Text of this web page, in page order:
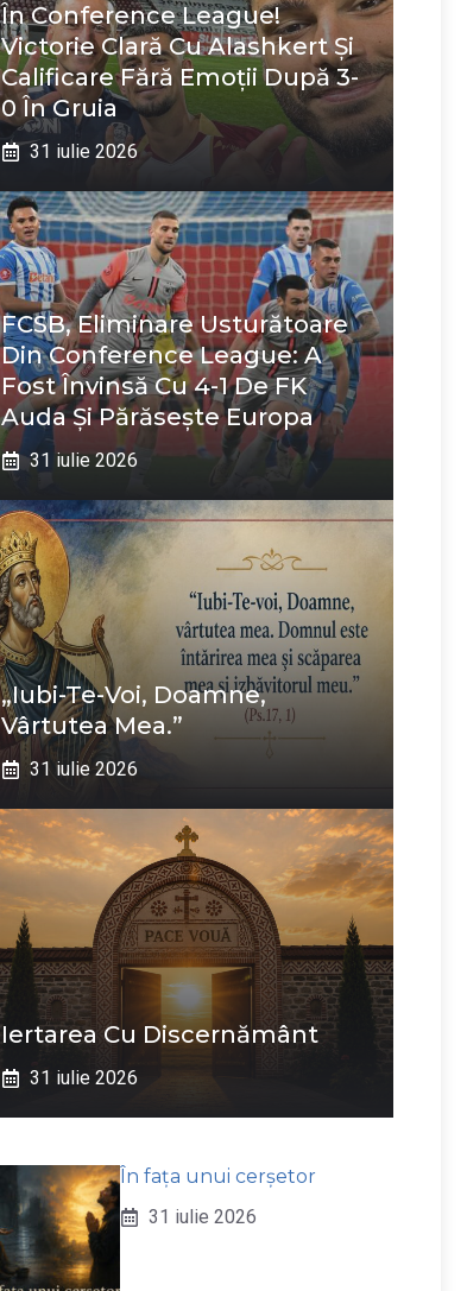
În Conference League!
Victorie Clară Cu Alashkert Și
Calificare Fără Emoții După 3-
0 În Gruia
31 iulie 2026
FCSB, Eliminare Usturătoare
Din Conference League: A
Fost Învinsă Cu 4-1 De FK
Auda Și Părăsește Europa
31 iulie 2026
„Iubi-Te-Voi, Doamne,
Vârtutea Mea.”
31 iulie 2026
Iertarea Cu Discernământ
31 iulie 2026
În fața unui cerșetor
31 iulie 2026